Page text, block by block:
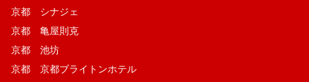
京都 シナジェ
京都 亀屋則克
京都 池坊
京都 京都ブライトンホテル